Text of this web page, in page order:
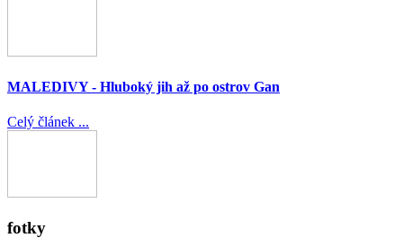
MALEDIVY - Hluboký jih až po ostrov Gan
Celý článek ...
fotky